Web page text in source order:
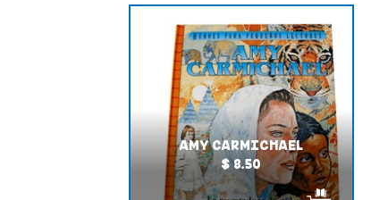
AMY CARMICHAEL
$ 8.50